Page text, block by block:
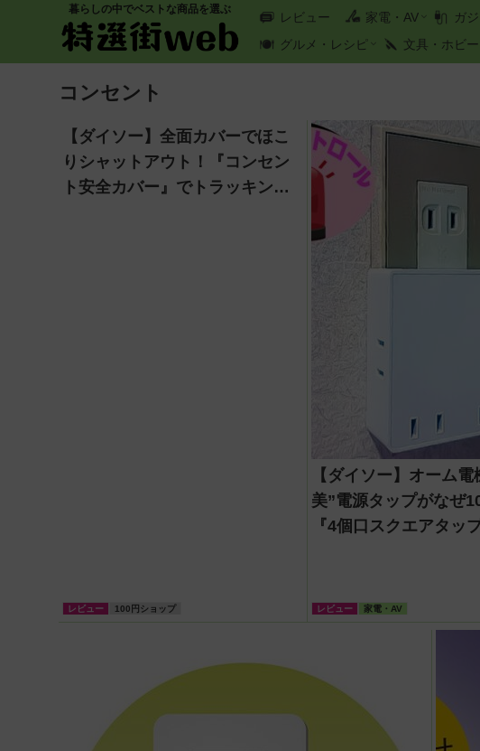
暮らしの中でベストな商品を選ぶ
レビュー 家電・AV ガ
グルメ・レシピ
文具・ホビ
コンセント
【ダイソー】全面カバーでほこ
りシャットアウト！『コンセン
ト安全カバー』でトラッキング
レビュー 100円ショップ
【ダイソー】オーム
美”電源タップがなぜ
『4個口スクエアタッ
レビュー 家電・AV